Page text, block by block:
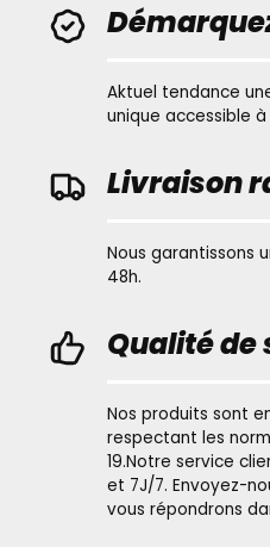
Aktuel tendance
unique accessible à
Livraison
Nous garantissons
48h.
Qualité de
Nos produits sont
respectant les
19.Notre service
et 7J/7. Envoyez-
vous répondrons